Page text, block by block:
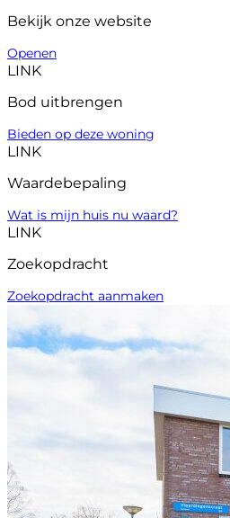
Bekijk onze website
Openen
LINK
Bod uitbrengen
Bieden op deze woning
LINK
Waardebepaling
Wat is mijn huis nu waard?
LINK
Zoekopdracht
Zoekopdracht aanmaken